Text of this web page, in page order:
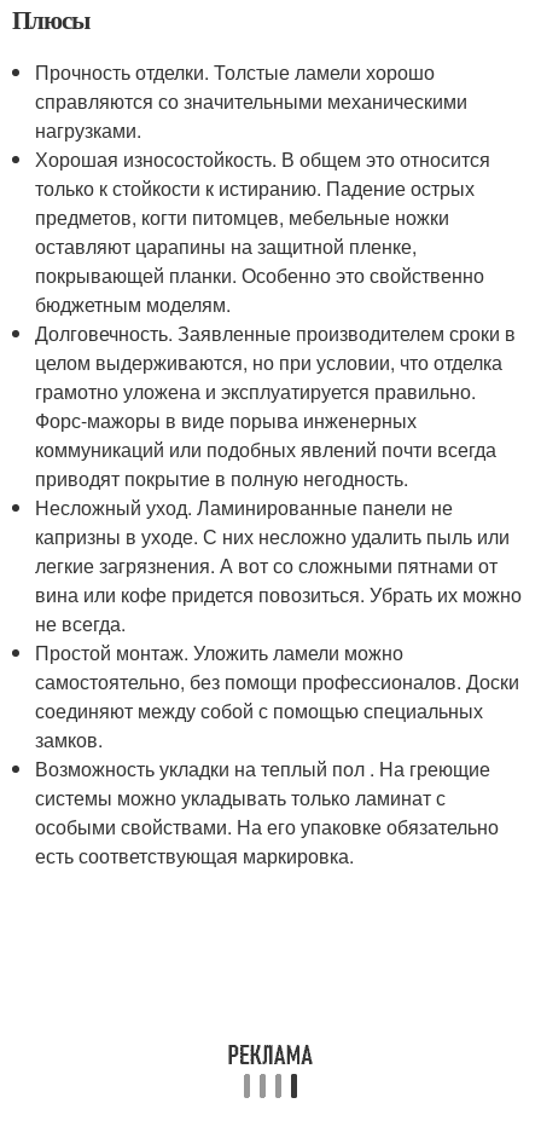
Плюсы
Прочность отделки. Толстые ламели хорошо
справляются со значительными механическими
нагрузками.
Хорошая износостойкость. В общем это относится
только к стойкости к истиранию. Падение острых
предметов, когти питомцев, мебельные ножки
оставляют царапины на защитной пленке,
покрывающей планки. Особенно это свойственно
бюджетным моделям.
Долговечность. Заявленные производителем сроки в
целом выдерживаются, но при условии, что отделка
грамотно уложена и эксплуатируется правильно.
Форс-мажоры в виде порыва инженерных
коммуникаций или подобных явлений почти всегда
приводят покрытие в полную негодность.
Несложный уход. Ламинированные панели не
капризны в уходе. С них несложно удалить пыль или
легкие загрязнения. А вот со сложными пятнами от
вина или кофе придется повозиться. Убрать их можно
не всегда.
Простой монтаж. Уложить ламели можно
самостоятельно, без помощи профессионалов. Доски
соединяют между собой с помощью специальных
замков.
Возможность укладки на теплый пол . На греющие
системы можно укладывать только ламинат с
особыми свойствами. На его упаковке обязательно
есть соответствующая маркировка.